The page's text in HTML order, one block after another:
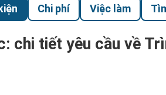
Chi phí Việc làm
chi tiết yêu cầu về